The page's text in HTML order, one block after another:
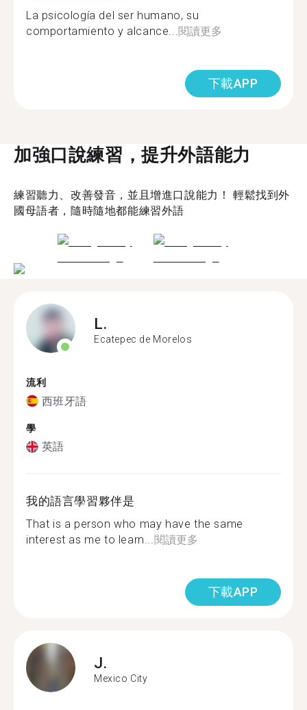
La psicología del ser humano, su
comportamiento y alcance... 閱讀更多
下載APP
加強口說練習，提升外語能力
練習聽力、改善發音，並且增進口說能力！ 輕鬆找到外
國母語者，隨時隨地都能練習外語
L.
Ecatepec de Morelos
流利
西班牙語
學
英語
我的語言學習夥伴是
That is a person who may have the same
interest as me to learn...閱讀更多
下載APP
J.
Mexico City